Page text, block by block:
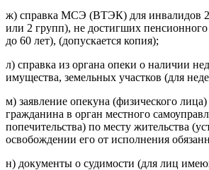
ж) справка МСЭ (ВТЭК) для инвалидов 2
или 2 групп), не достигших
до 60 лет), (допускается копия);
л) справка из органа опеки о наличии
имущества, земельных участков (для
м) заявление опекуна (физического
гражданина в орган местного
попечительства) по месту жительства
освобождении его от исполнения
н) документы о судимости (для лиц